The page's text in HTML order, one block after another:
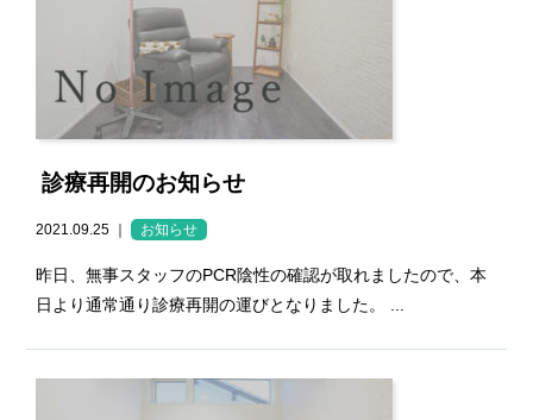
診療再開のお知らせ
2021.09.25 ｜ お知らせ
昨日、無事スタッフのPCR陰性の確認が取れましたので、本
日より通常通り診療再開の運びとなりました。 ...